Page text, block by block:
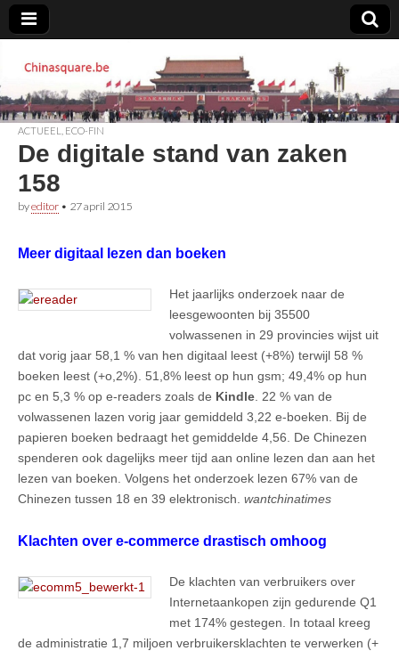
Chinasquare.be
ACTUEEL ECO-FIN
De digitale stand van zaken
158
byeditor • 27 april 2015
Meer digitaal lezen dan boeken
Het jaarlijks onderzoek naar de
leesgewoonten bij 35500
volwassenen in 29 provincies wijst uit
dat vorig jaar 58,1 % van hen digitaal leest (+8%) terwijl 58 %
boeken leest (+o,2%). 51,8% leest op hun gsm; 49,4% op hun
pc en 5,3 % op e-readers zoals de Kindle. 22 % van de
volwassenen lazen vorig jaar gemiddeld 3,22 e-boeken. Bij de
papieren boeken bedraagt het gemiddelde 4,56. De Chinezen
spenderen ook dagelijks meer tijd aan online lezen dan aan het
lezen van boeken. Volgens het onderzoek lezen 67% van de
Chinezen tussen 18 en 39 elektronisch. wantchinatimes
Klachten over e-commerce drastisch omhoog
De klachten van verbruikers over
Internetaankopen zijn gedurende Q1
met 174% gestegen. In totaal kreeg
de administratie 1,7 miljoen verbruikersklachten te verwerken (+